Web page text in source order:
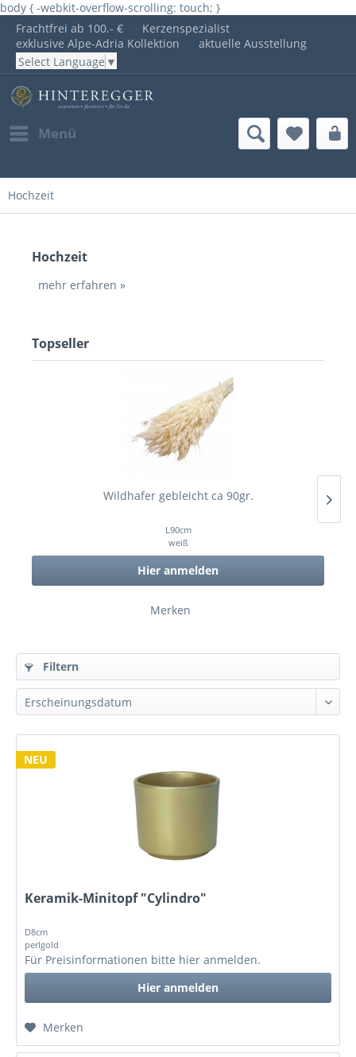
body { -webkit-overflow-scrolling: touch; }
Frachtfrei ab 100.- €
Kerzenspezialist
exklusive Alpe-Adria Kollektion
aktuelle Ausstellung
Select Language ▼
Menü
Hochzeit
Hochzeit
mehr erfahren »
Topseller
Wildhafer gebleicht ca 90gr.
L90cm
weiß
Hier anmelden
Merken
Filtern
NEU
Keramik-Minitopf "Cylindro"
D8cm
perlgold
Für Preisinformationen bitte hier anmelden.
Hier anmelden
Merken